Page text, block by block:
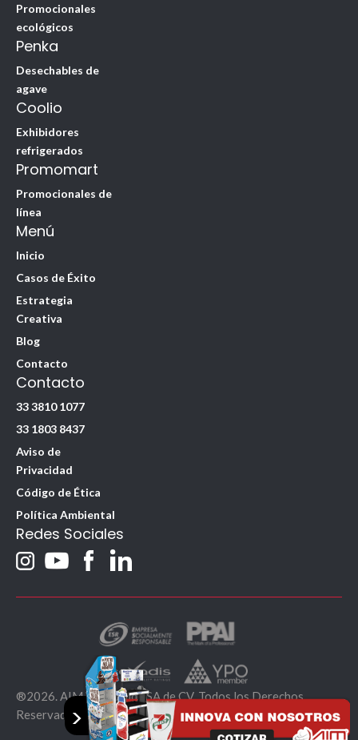
Promocionales
ecológicos
Penka
Desechables de
agave
Coolio
Exhibidores
refrigerados
Promomart
Promocionales de
línea
Menú
Inicio
Casos de Éxito
Estrategia
Creativa
Blog
Contacto
Contacto
33 3810 1077
33 1803 8437
Aviso de
Privacidad
Código de Ética
Política Ambiental
Redes Sociales
®2026. AIM Worldwide SA de CV. Todos los Derechos
Reservados
>